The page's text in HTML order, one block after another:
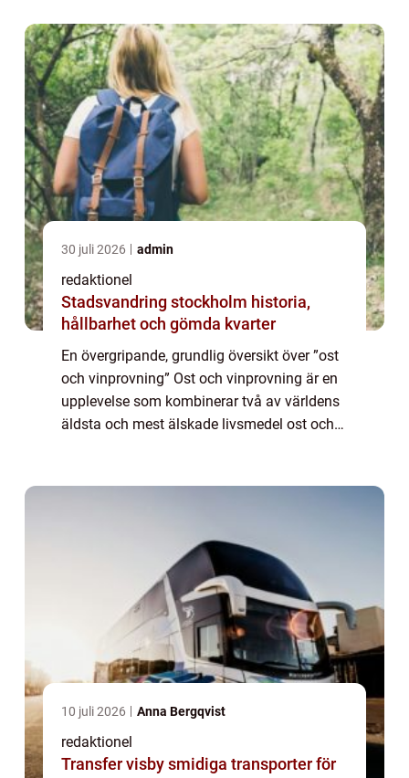
30 juli 2026 admin
redaktionel
Stadsvandring stockholm historia,
hållbarhet och gömda kvarter
En övergripande, grundlig översikt över ”ost
och vinprovning” Ost och vinprovning är en
upplevelse som kombinerar två av världens
äldsta och mest älskade livsmedel ost och
10 juli 2026 Anna Bergqvist
redaktionel
Transfer visby smidiga transporter för